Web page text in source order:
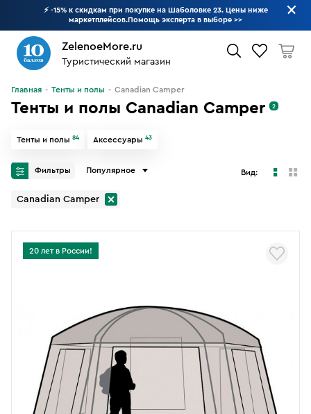
⚡ -15% к скидкам при покупке на Шаболовке 23. Цены ниже
маркетплейсов.Помощь эксперта в выборе >>
ZelenoeMore.ru
Туристический магазин
Что будем искать?
Главная Тенты и полы Canadian Camper
Тенты и полы Canadian Camper 2
Тенты и полы 84 Аксессуары 43
Фильтры Популярное Вид:
Canadian Camper
20 лет в России!